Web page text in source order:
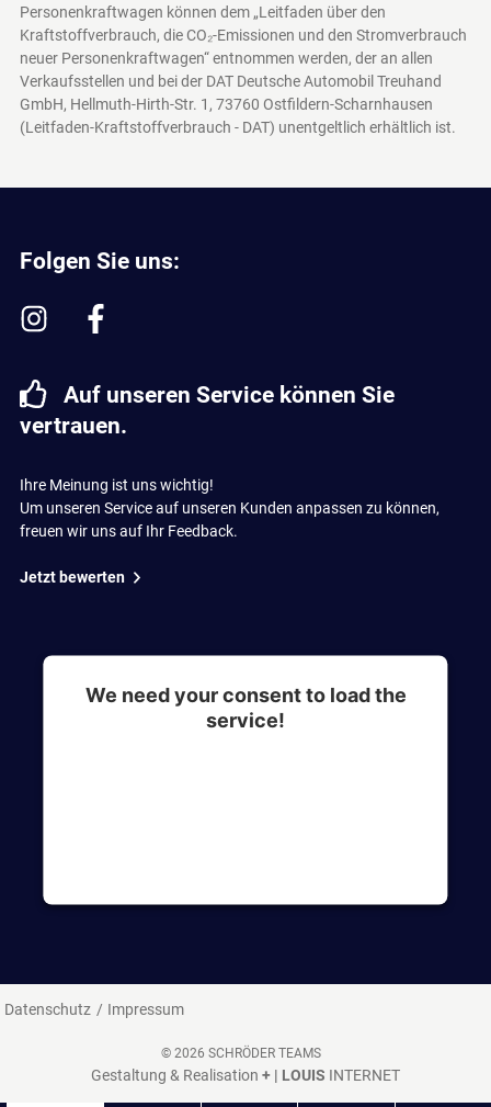
Personenkraftwagen können dem „Leitfaden über den
Kraftstoffverbrauch, die CO₂-Emissionen und den Stromverbrauch
neuer Personenkraftwagen“ entnommen werden, der an allen
Verkaufsstellen und bei der DAT Deutsche Automobil Treuhand
GmbH, Hellmuth-Hirth-Str. 1, 73760 Ostfildern-Scharnhausen
(Leitfaden-Kraftstoffverbrauch - DAT) unentgeltlich erhältlich ist.
Folgen Sie uns:
Auf unseren Service können Sie
vertrauen.
Ihre Meinung ist uns wichtig!
Um unseren Service auf unseren Kunden anpassen zu können,
freuen wir uns auf Ihr Feedback.
Jetzt bewerten
We need your consent to load the
service!
Datenschutz Impressum
© 2026 SCHRÖDER TEAMS
Gestaltung & Realisation + | LOUIS INTERNET